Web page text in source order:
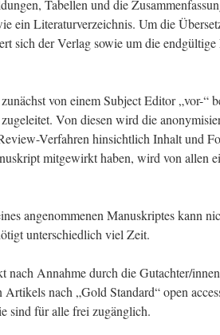
Tabellen und die
ein Literaturverzeichnis. Um die
sich der Verlag sowie um die
von einem Subject Editor „vor-“
Von diesen wird die
Verfahren hinsichtlich Inhalt und
mitgewirkt haben, wird von allen
angenommenen Manuskriptes kann
unterschiedlich viel Zeit.
nach Annahme durch die Gutachter/
nach „Gold Standard“ open
sind für alle frei zugänglich.